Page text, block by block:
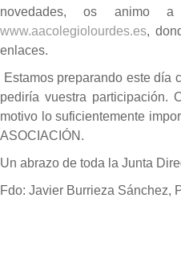
novedades, os animo a
www.aacolegiolourdes.es,
enlaces.
Estamos preparando este día
pediría vuestra participación.
motivo lo suficientemente
ASOCIACIÓN.
Un abrazo de toda la Junta
Fdo: Javier Burrieza Sánchez,